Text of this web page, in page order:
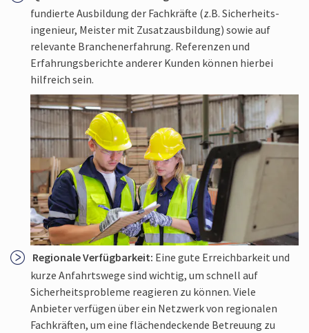
fundierte Ausbildung der Fachkräfte (z.B. Sicherheits­
ingenieur, Meister mit Zusatzausbildung) sowie auf
relevante Branchen­erfahrung. Referenzen und
Erfahrungs­berichte anderer Kunden können hierbei
hilfreich sein.
Regionale Verfügbarkeit: Eine gute Erreichbarkeit und
kurze Anfahrtswege sind wichtig, um schnell auf
Sicherheits­probleme reagieren zu können. Viele
Anbieter verfügen über ein Netzwerk von regionalen
Fachkräften, um eine flächendeckende Betreuung zu